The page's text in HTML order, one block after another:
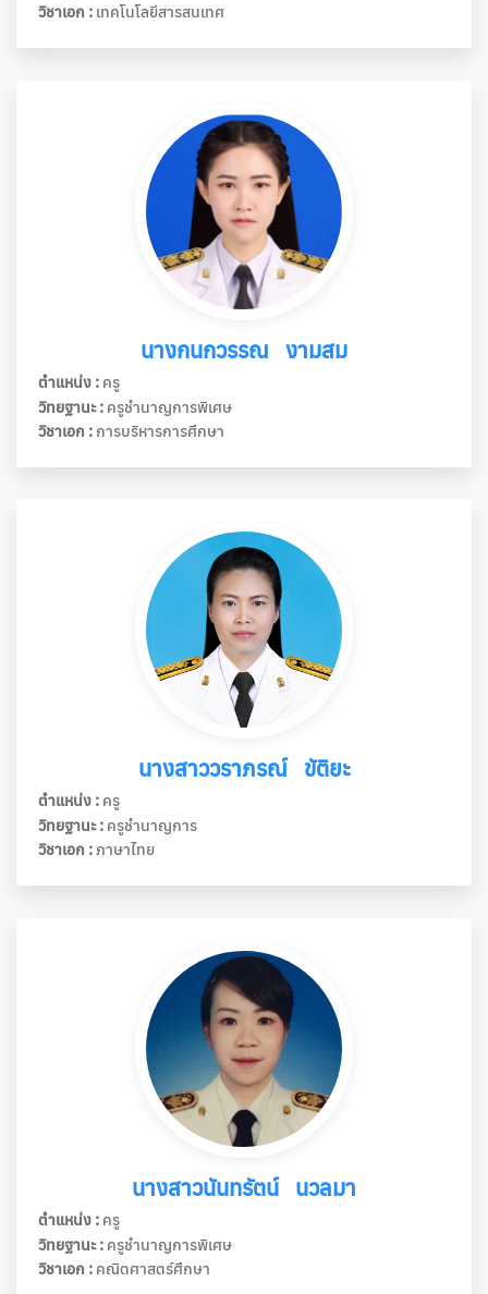
วิชาเอก : เทคโนโลยีสารสนเทศ
นางกนกวรรณ งามสม
ตำแหน่ง : ครู
วิทยฐานะ : ครูชำนาญการพิเศษ
วิชาเอก : การบริหารการศึกษา
นางสาววราภรณ์ ขัติยะ
ตำแหน่ง : ครู
วิทยฐานะ : ครูชำนาญการ
วิชาเอก :ภาษาไทย
นางสาวนันทรัตน์ นวลมา
ตำแหน่ง : ครู
วิทยฐานะ : ครูชำนาญการพิเศษ
วิชาเอก : คณิตศาสตร์ศึกษา